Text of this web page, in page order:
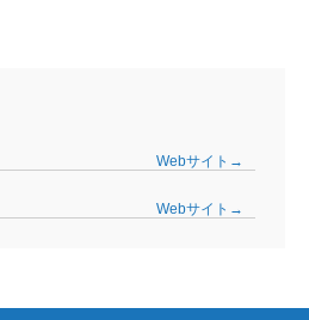
Webサイト→
Webサイト→